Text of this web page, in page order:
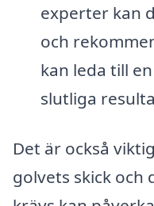
experter kan
och
kan leda till
slutliga
Det är också
golvets skick och